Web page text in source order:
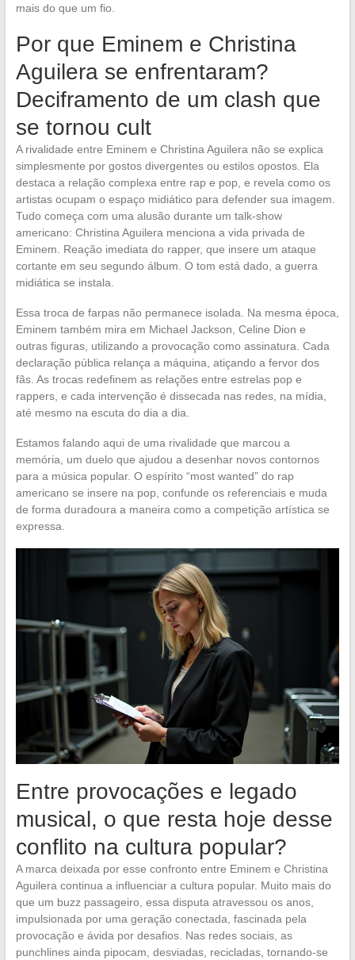
mais do que um fio.
Por que Eminem e Christina
Aguilera se enfrentaram?
Deciframento de um clash que
se tornou cult
A rivalidade entre Eminem e Christina Aguilera não se explica
simplesmente por gostos divergentes ou estilos opostos. Ela
destaca a relação complexa entre rap e pop, e revela como os
artistas ocupam o espaço midiático para defender sua imagem.
Tudo começa com uma alusão durante um talk-show
americano: Christina Aguilera menciona a vida privada de
Eminem. Reação imediata do rapper, que insere um ataque
cortante em seu segundo álbum. O tom está dado, a guerra
midiática se instala.
Essa troca de farpas não permanece isolada. Na mesma época,
Eminem também mira em Michael Jackson, Celine Dion e
outras figuras, utilizando a provocação como assinatura. Cada
declaração pública relança a máquina, atiçando a fervor dos
fãs. As trocas redefinem as relações entre estrelas pop e
rappers, e cada intervenção é dissecada nas redes, na mídia,
até mesmo na escuta do dia a dia.
Estamos falando aqui de uma rivalidade que marcou a
memória, um duelo que ajudou a desenhar novos contornos
para a música popular. O espírito “most wanted” do rap
americano se insere na pop, confunde os referenciais e muda
de forma duradoura a maneira como a competição artística se
expressa.
Entre provocações e legado
musical, o que resta hoje desse
conflito na cultura popular?
A marca deixada por esse confronto entre Eminem e Christina
Aguilera continua a influenciar a cultura popular. Muito mais do
que um buzz passageiro, essa disputa atravessou os anos,
impulsionada por uma geração conectada, fascinada pela
provocação e ávida por desafios. Nas redes sociais, as
punchlines ainda pipocam, desviadas, recicladas, tornando-se